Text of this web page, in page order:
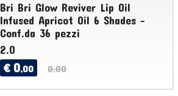
Bri Bri Glow Reviver Lip Oil
Infused Apricot Oil 6 Shades -
Conf.da 36 pezzi
2.0
€ 0,00 0,00